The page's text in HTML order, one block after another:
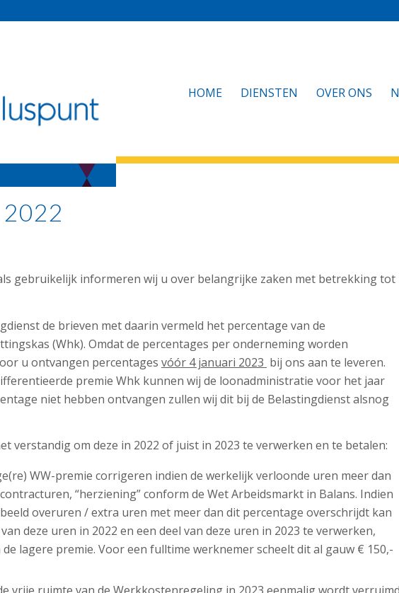
HOME DIENSTEN OVER ONS
gebruikelijk informeren wij u over belangrijke zaken met betrekking tot
de brieven met daarin vermeld het percentage van de
(Whk). Omdat de percentages per onderneming worden
u ontvangen percentages vóór 4 januari 2023 bij ons aan te leveren.
premie Whk kunnen wij de loonadministratie voor het jaar
niet hebben ontvangen zullen wij dit bij de Belastingdienst alsnog
verstandig om deze in 2022 of juist in 2023 te verwerken en te betalen:
WW-premie corrigeren indien de werkelijk verloonde uren meer dan
“herziening” conform de Wet Arbeidsmarkt in Balans. Indien
overuren / extra uren met meer dan dit percentage overschrijdt kan
deze uren in 2022 en een deel van deze uren in 2023 te verwerken,
lagere premie. Voor een fulltime werknemer scheelt dit al gauw € 150,-